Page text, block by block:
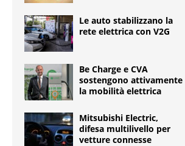
Le auto stabilizzano la
rete elettrica con V2G
Be Charge e CVA
sostengono attivamente
la mobilità elettrica
Mitsubishi Electric,
difesa multilivello per
vetture connesse